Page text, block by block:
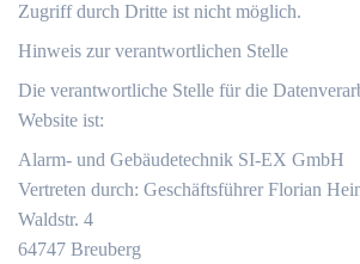
Zugriff durch Dritte ist nicht möglich.
Hinweis zur verantwortlichen Stelle
Die verantwortliche Stelle für die
Website ist:
Alarm- und Gebäudetechnik SI-EX GmbH
Vertreten durch: Geschäftsführer Florian
Waldstr. 4
64747 Breuberg